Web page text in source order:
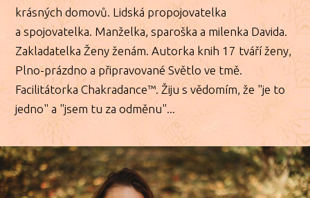
krásných domovů. Lidská propojovatelka
a spojovatelka. Manželka, sparoška a milenka Davida.
Zakladatelka Ženy ženám. Autorka knih 17 tváří ženy,
Plno-prázdno a připravované Světlo ve tmě.
Facilitátorka Chakradance™. Žiju s vědomím, že "je to
jedno" a "jsem tu za odměnu"...